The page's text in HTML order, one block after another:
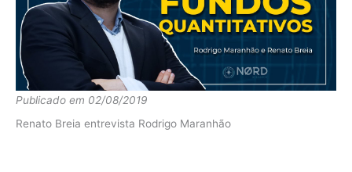
Publicado em 02/08/2019
Renato Breia entrevista Rodrigo Maranhão